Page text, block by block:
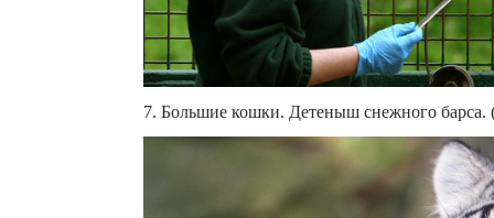
7. Большие кошки. Детеныш снежного